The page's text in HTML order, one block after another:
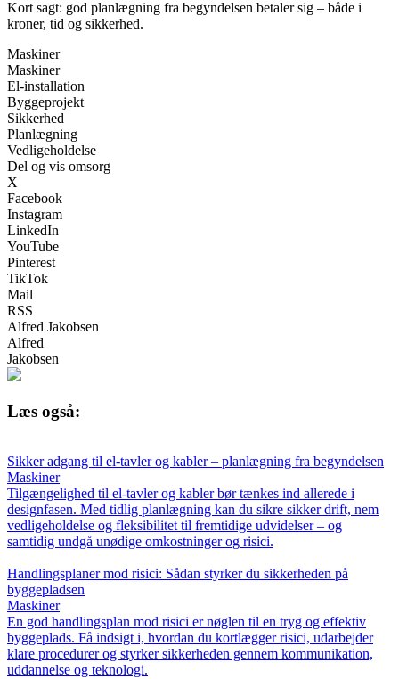
Kort sagt: god planlægning fra begyndelsen betaler sig – både i
kroner, tid og sikkerhed.
Maskiner
Maskiner
El-installation
Byggeprojekt
Sikkerhed
Planlægning
Vedligeholdelse
Del og vis omsorg
X
Facebook
Instagram
LinkedIn
YouTube
Pinterest
TikTok
Mail
RSS
Alfred Jakobsen
Alfred
Jakobsen
Læs også:
Sikker adgang til el-tavler og kabler – planlægning fra begyndelsen
Maskiner
Tilgængelighed til el-tavler og kabler bør tænkes ind allerede i
designfasen. Med tidlig planlægning kan du sikre sikker drift, nem
vedligeholdelse og fleksibilitet til fremtidige udvidelser – og
samtidig undgå unødige omkostninger og risici.
Handlingsplaner mod risici: Sådan styrker du sikkerheden på
byggepladsen
Maskiner
En god handlingsplan mod risici er nøglen til en tryg og effektiv
byggeplads. Få indsigt i, hvordan du kortlægger risici, udarbejder
klare procedurer og styrker sikkerheden gennem kommunikation,
uddannelse og teknologi.